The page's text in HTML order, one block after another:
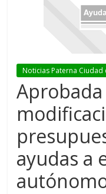
Noticias Paterna Ciudad
ayudas a